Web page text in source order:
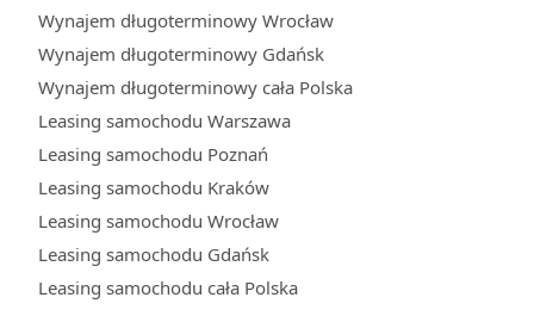
Wynajem długoterminowy Wrocław
Wynajem długoterminowy Gdańsk
Wynajem długoterminowy cała Polska
Leasing samochodu Warszawa
Leasing samochodu Poznań
Leasing samochodu Kraków
Leasing samochodu Wrocław
Leasing samochodu Gdańsk
Leasing samochodu cała Polska